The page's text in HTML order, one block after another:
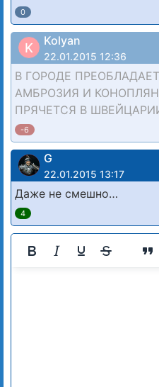
0
K Kolyan
22.01.2015 12:36
В ГОРОДЕ
АМБРОЗИЯ И
ПРЯЧЕТСЯ В
-6
G
22.01.2015 13:17
Даже не смешно…
4